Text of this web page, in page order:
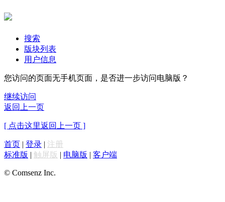
搜索
版块列表
用户信息
您访问的页面无手机页面，是否进一步访问电脑版？
继续访问
返回上一页
[ 点击这里返回上一页 ]
首页 | 登录 | 注册
标准版 | 触屏版 | 电脑版 | 客户端
© Comsenz Inc.